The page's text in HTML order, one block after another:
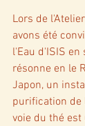
Lors de
avons été
l'Eau d'ISIS en
résonne en le
Japon, un
purification de
voie du thé